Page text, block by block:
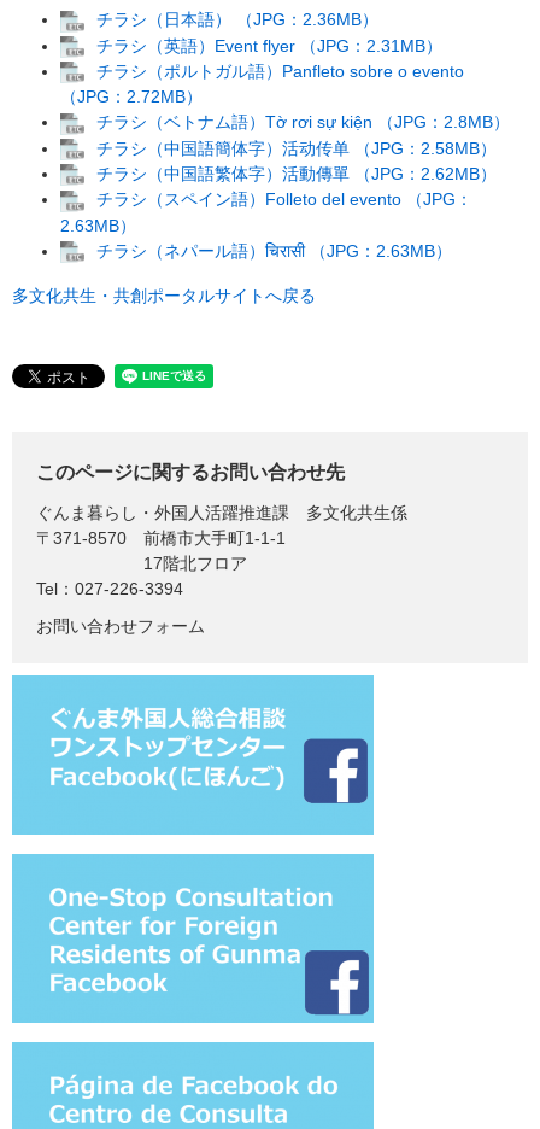
チラシ（日本語） （JPG：2.36MB）
チラシ（英語）Event flyer （JPG：2.31MB）
チラシ（ポルトガル語）Panfleto sobre o evento
（JPG：2.72MB）
チラシ（ベトナム語）Tờ rơi sự kiện （JPG：2.8MB）
チラシ（中国語簡体字）活动传单 （JPG：2.58MB）
チラシ（中国語繁体字）活動傳單 （JPG：2.62MB）
チラシ（スペイン語）Folleto del evento （JPG：
2.63MB）
チラシ（ネパール語）चिरासी （JPG：2.63MB）
多文化共生・共創ポータルサイトへ戻る
このページに関するお問い合わせ先
ぐんま暮らし・外国人活躍推進課
多文化共生係
〒371-8570
前橋市大手町1-1-1
17階北フロア
Tel：027-226-3394
お問い合わせフォーム